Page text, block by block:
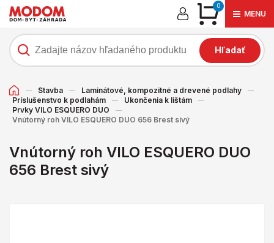
0
MENU
Hľadať
Stavba
Laminátové, kompozitné a drevené podlahy
Príslušenstvo k podlahám
Ukončenia k lištám
Prvky VILO ESQUERO DUO
Vnútorný roh VILO ESQUERO DUO 656 Brest sivý
Vnútorný roh VILO ESQUERO DUO
656 Brest sivý